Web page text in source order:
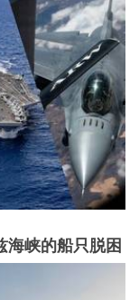
海峡的船只脱困